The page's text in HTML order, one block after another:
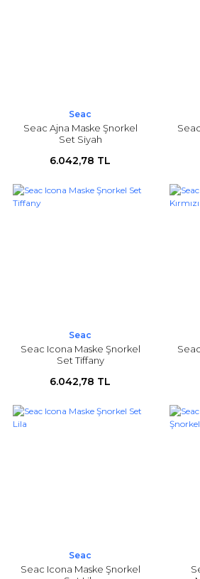
Seac
Seac Ajna Maske Şnorkel
Set Siyah
6.042,78 TL
Seac
Seac Icona Maske Şnorkel
Set Tiffany
6.042,78 TL
Seac
Seac Icona Maske Şnorkel